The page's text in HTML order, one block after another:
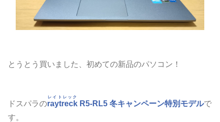
とうとう買いました、初めての新品のパソコン！
ドスパラのraytreck
レイトレック
R5-RL5 冬キャンペーン特別モデルで
す。